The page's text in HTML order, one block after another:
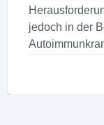
jedoch in der